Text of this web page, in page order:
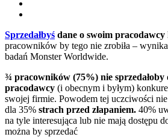
Sprzedałbyś dane o swoim
pracowników by tego nie zrobiła –
badań Monster Worldwide.
¾ pracowników (75%) nie sprzedałoby
pracodawcy (i obecnym i byłym)
swojej firmie. Powodem tej uczciwości
dla 35% strach przed złapaniem. 40%
na tyle interesująca lub nie mają dostępu
można by sprzedać